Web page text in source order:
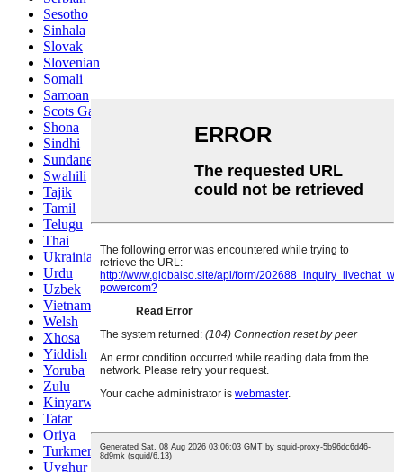
Sesotho
Sinhala
Slovak
Slovenian
Somali
Samoan
Scots Gaelic
Shona
Sindhi
Sundanese
Swahili
Tajik
Tamil
Telugu
Thai
Ukrainian
Urdu
Uzbek
Vietnamese
Welsh
Xhosa
Yiddish
Yoruba
Zulu
Kinyarwanda
Tatar
Oriya
Turkmen
Uyghur